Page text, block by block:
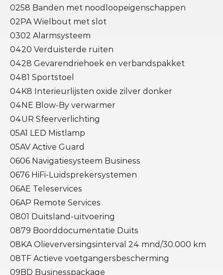
0258 Banden met noodloopeigenschappen
02PA Wielbout met slot
0302 Alarmsysteem
0420 Verduisterde ruiten
0428 Gevarendriehoek en verbandspakket
0481 Sportstoel
04K8 Interieurlijsten oxide zilver donker
04NE Blow-By verwarmer
04UR Sfeerverlichting
05A1 LED Mistlamp
05AV Active Guard
0606 Navigatiesysteem Business
0676 HiFi-Luidsprekersystemen
06AE Teleservices
06AP Remote Services
0801 Duitsland-uitvoering
0879 Boorddocumentatie Duits
08KA Olieverversingsinterval 24 mnd/30.000 km
08TF Actieve voetgangersbescherming
09BD Businesspackage